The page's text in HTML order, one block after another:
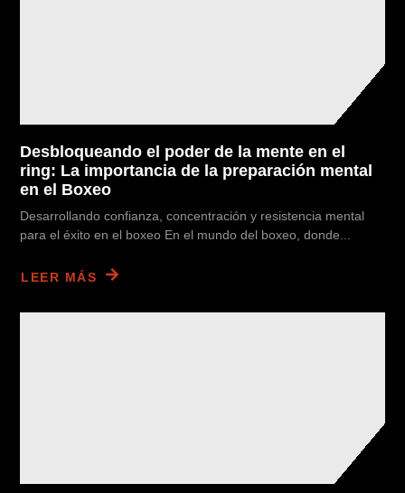
Desbloqueando el poder de la mente en el
ring: La importancia de la preparación mental
en el Boxeo
Desarrollando confianza, concentración y resistencia mental
para el éxito en el boxeo En el mundo del boxeo, donde...
LEER MÁS